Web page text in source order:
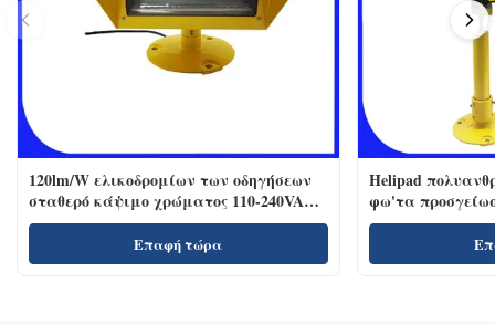
120lm/W ελικοδρομίων των οδηγήσεων
σταθερό κάψιμο χρώματος 110-240VAC
προβολέα άσπρο
Επαφή τώρα
Helipad
φω'τα